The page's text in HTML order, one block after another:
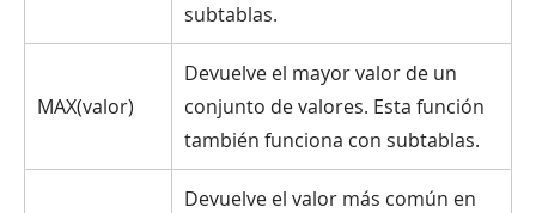
subtablas.
MAX(valor)
Devuelve el mayor valor de un
conjunto de valores. Esta función
también funciona con subtablas.
Devuelve el valor más común en